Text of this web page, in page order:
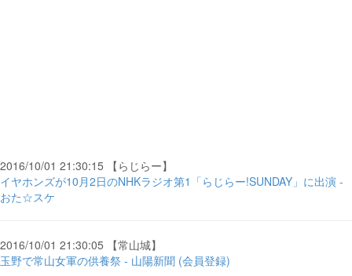
2016/10/01 21:30:15 【らじらー】
イヤホンズが10月2日のNHKラジオ第1「らじらー!SUNDAY」に出演 -
おた☆スケ
2016/10/01 21:30:05 【常山城】
玉野で常山女軍の供養祭 - 山陽新聞 (会員登録)